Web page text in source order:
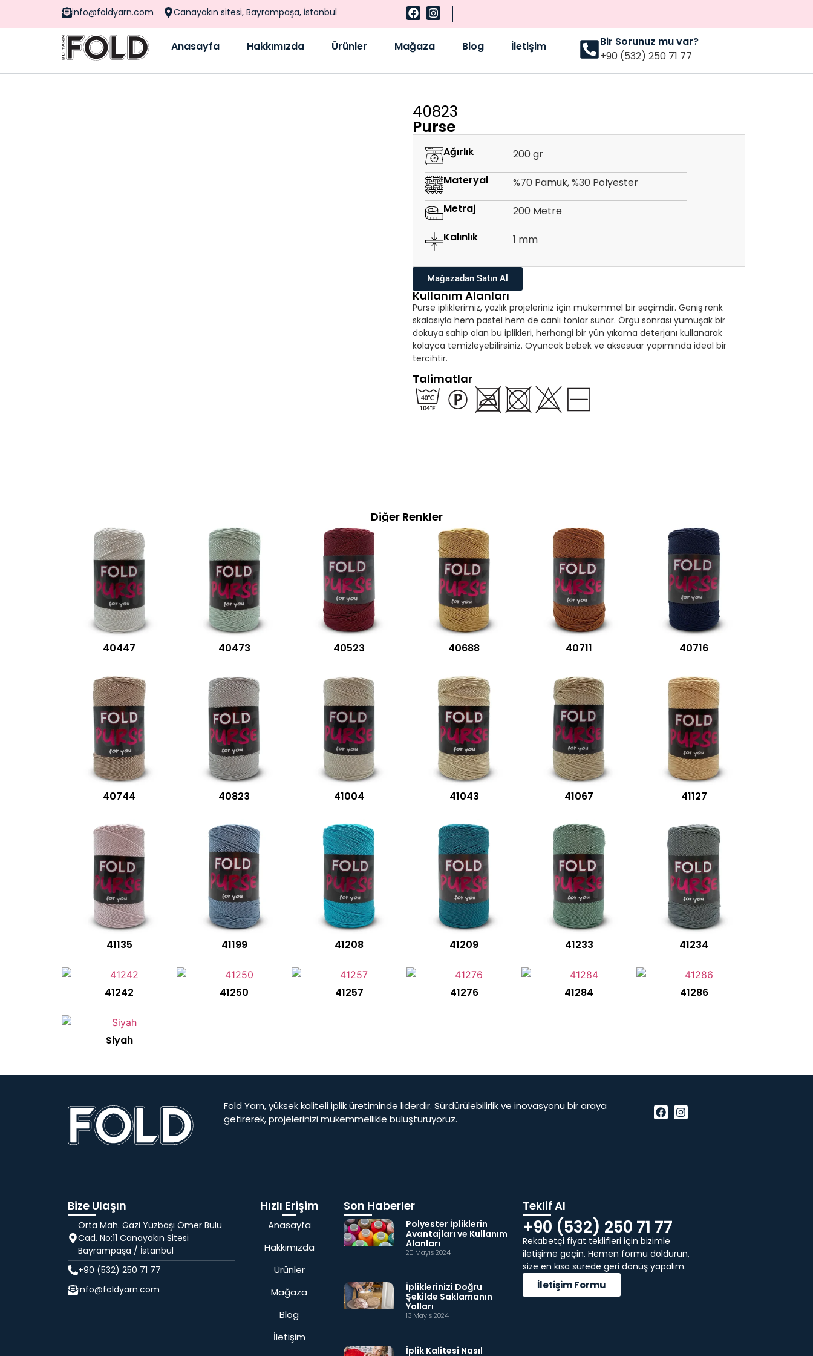
info@foldyarn.com Canayakın sitesi, Bayrampaşa, İstanbul
Anasayfa Hakkımızda Ürünler Mağaza Blog İletişim
Bir Sorunuz mu var?
+90 (532) 250 71 77
40823
Purse
Ağırlık
200 gr
Materyal
%70 Pamuk, %30 Polyester
Metraj
200 Metre
Kalınlık
1 mm
Mağazadan Satın Al
Kullanım Alanları
Purse ipliklerimiz, yazlık projeleriniz için mükemmel bir seçimdir. Geniş renk
skalasıyla hem pastel hem de canlı tonlar sunar. Örgü sonrası yumuşak bir
dokuya sahip olan bu iplikleri, herhangi bir yün yıkama deterjanı kullanarak
kolayca temizleyebilirsiniz. Oyuncak bebek ve aksesuar yapımında ideal bir
tercihtir.
Talimatlar
Diğer Renkler
40447 40473 40523 40688 40711 40716
40744 40823 41004 41043 41067 41127
41135 41199 41208 41209 41233 41234
41242 41250 41257 41276 41284 41286
Siyah
Fold Yarn, yüksek kaliteli iplik üretiminde liderdir. Sürdürülebilirlik ve inovasyonu bir araya
getirerek, projelerinizi mükemmellikle buluşturuyoruz.
Bize Ulaşın
Orta Mah. Gazi Yüzbaşı Ömer Bulu
Cad. No:11 Canayakın Sitesi
Bayrampaşa / İstanbul
+90 (532) 250 71 77
info@foldyarn.com
Hızlı Erişim
Anasayfa
Hakkımızda
Ürünler
Mağaza
Blog
İletişim
Son Haberler
Polyester İpliklerin
Avantajları ve Kullanım
Alanları
20 Mayıs 2024
İpliklerinizi Doğru
Şekilde Saklamanın
Yolları
13 Mayıs 2024
İplik Kalitesi Nasıl
Teklif Al
+90 (532) 250 71 77
Rekabetçi fiyat teklifleri için bizimle
iletişime geçin. Hemen formu doldurun,
size en kısa sürede geri dönüş yapalım.
İletişim Formu